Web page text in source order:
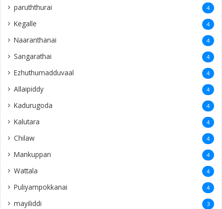
paruththurai 4
Kegalle 4
Naaranthanai 4
Sangarathai 4
Ezhuthumadduvaal 4
Allaipiddy 4
Kadurugoda 4
Kalutara 4
Chilaw 4
Mankuppan 4
Wattala 4
Puliyampokkanai 4
mayiliddi 3